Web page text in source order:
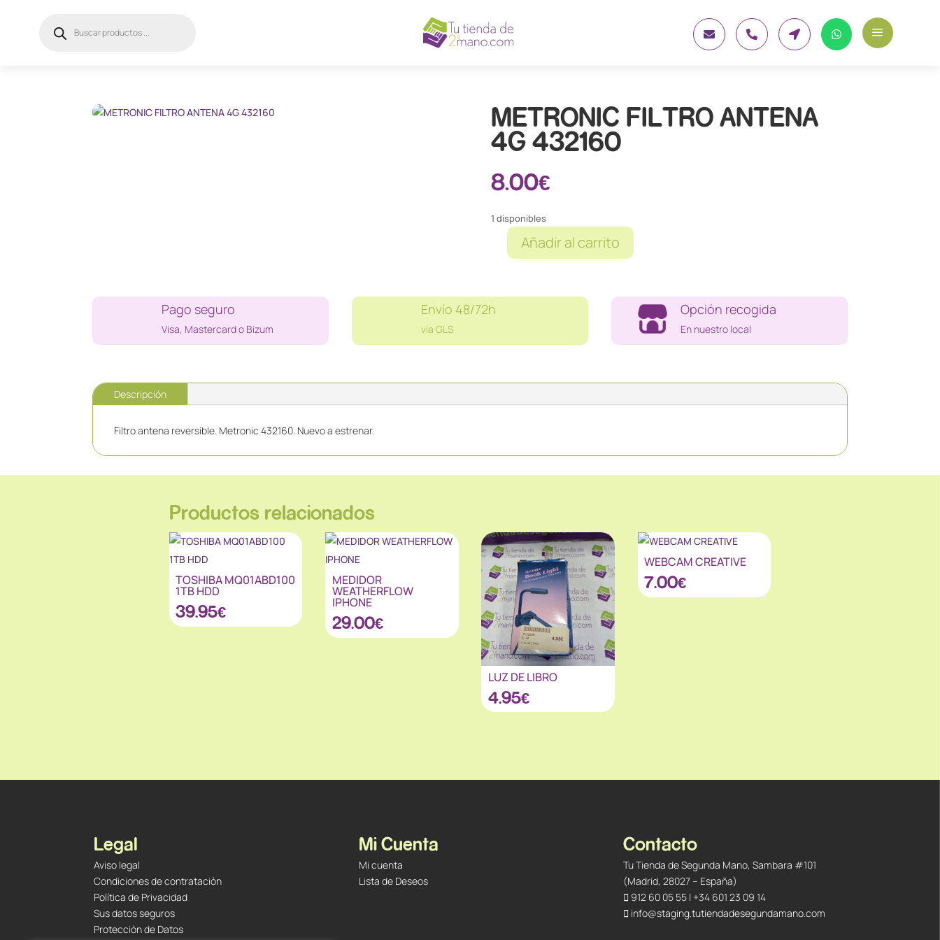
productos     a
METRONIC FILTRO ANTENA
4G 432160
8.00€
1 disponibles
METRONIC
4G
432160
Añadir al carrito
Pago seguro
Visa, Mastercard o Bizum
Envío 48/72h
vía GLS
Opción recogida
En nuestro local
Descripción
Filtro antena reversible. Metronic 432160. Nuevo a estrenar.
Productos relacionados
TOSHIBA MQ01ABD100
1TB HDD
39.95€
MEDIDOR
WEATHERFLOW
IPHONE
29.00€
LUZ DE LIBRO
4.95€
WEBCAM CREATIVE
7.00€
Legal
Aviso legal
Condiciones de contratación
Política de Privacidad
Sus datos seguros
Protección de Datos
Mi Cuenta
Mi cuenta
Lista de Deseos
Contacto
Tu Tienda de Segunda Mano, Sambara #101
(Madrid, 28027 – España)
912 60 05 55| +34 601 23 09 14
info@staging.tutiendadesegundamano.com